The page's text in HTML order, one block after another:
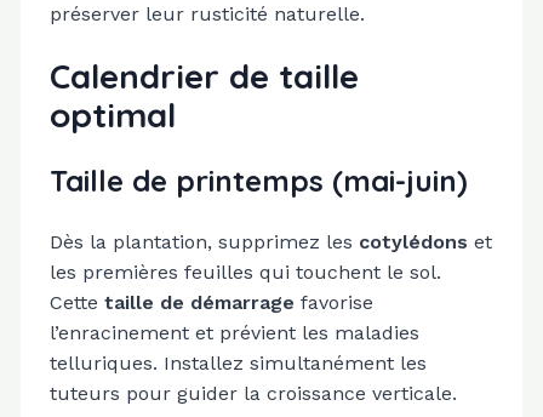
préserver leur rusticité naturelle.
Calendrier de taille
optimal
Taille de printemps (mai-juin)
Dès la plantation, supprimez les cotylédons et
les premières feuilles qui touchent le sol.
Cette taille de démarrage favorise
l’enracinement et prévient les maladies
telluriques. Installez simultanément les
tuteurs pour guider la croissance verticale.